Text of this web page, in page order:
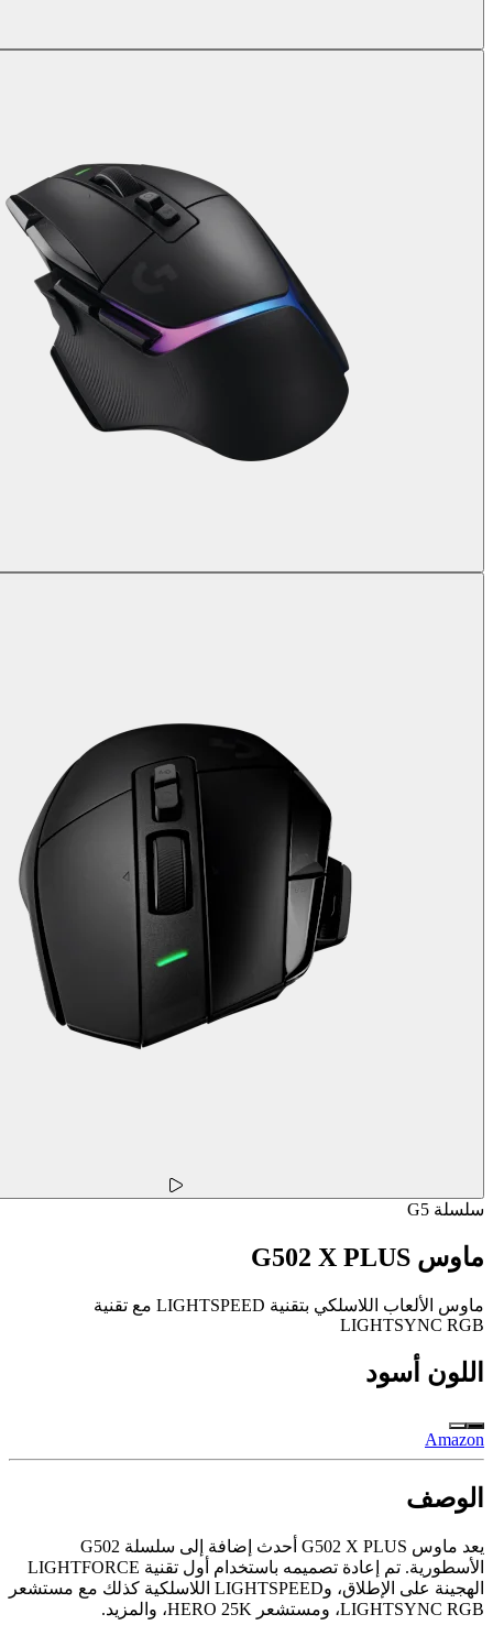
سلسلة G5
ماوس G502 X PLUS
ماوس الألعاب اللاسلكي بتقنية LIGHTSPEED مع تقنية
LIGHTSYNC RGB
اللون أسود
Amazon
الوصف
يعد ماوس G502 X PLUS أحدث إضافة إلى سلسلة G502
الأسطورية. تم إعادة تصميمه باستخدام أول تقنية LIGHTFORCE
الهجينة على الإطلاق، وLIGHTSPEED اللاسلكية كذلك مع مستشعر
LIGHTSYNC RGB، ومستشعر HERO 25K، والمزيد.